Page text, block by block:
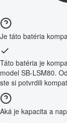
Je táto batéria
Táto batéria je
model SB-LSM80.
ste si potvrdili
Aká je kapacita a